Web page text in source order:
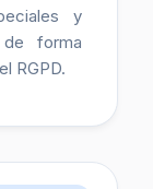
y
forma
RGPD.